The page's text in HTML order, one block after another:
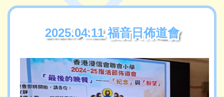
2025.04.11 福音日佈道會
2025.04.11 福音日佈道會